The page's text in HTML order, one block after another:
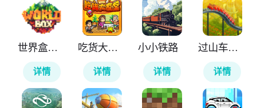
世界盒子修仙版
详情
吃货大食堂
详情
小小铁路
详情
过山车大亨
详情